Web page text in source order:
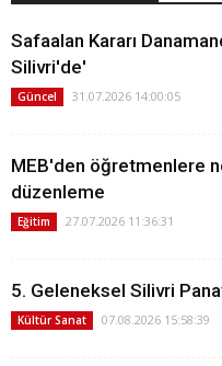
Safaalan Kararı
Silivri'de'
Güncel 31.07.2026 14:00:05
MEB'den öğretmenlere
düzenleme
Eğitim 27.07.2026 11:36:31
5. Geleneksel Silivri
Kültür Sanat 07.08.2026 15:58:39